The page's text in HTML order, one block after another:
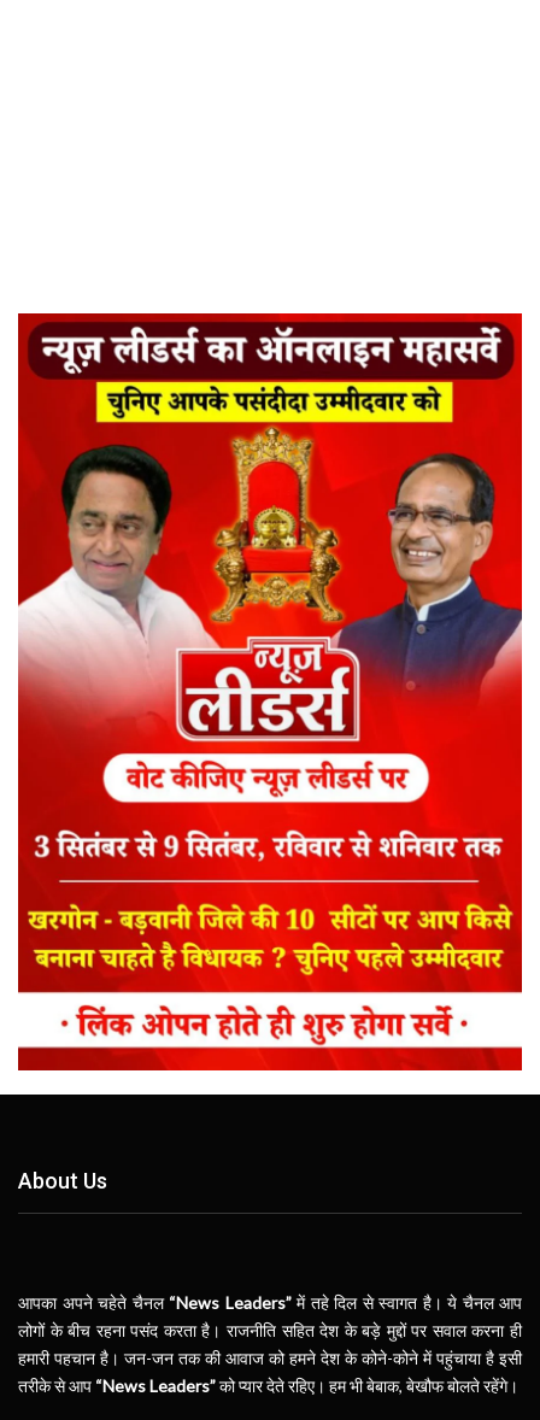
About Us
आपका अपने चहेते चैनल “News Leaders”में तहे दिल से स्वागत है। ये चैनल आप
लोगों के बीच रहना पसंद करता है। राजनीति सहित देश के बड़े मुद्दों पर सवाल करना ही
हमारी पहचान है। जन-जन तक की आवाज को हमने देश के कोने-कोने में पहुंचाया है इसी
तरीके से आप “News Leaders”को प्यार देते रहिए। हम भी बेबाक, बेखौफ बोलते रहेंगे।